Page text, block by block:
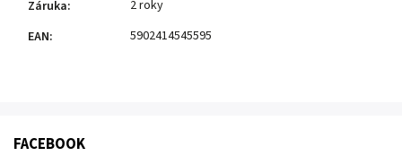
Záruka:
2 roky
EAN: 5902414545595
FACEBOOK